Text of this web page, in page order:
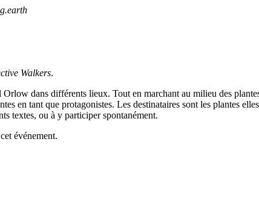
Walkers.
dans différents lieux. Tout en marchant au milieu des
en tant que protagonistes. Les destinataires sont les plantes
textes, ou à y participer spontanément.
événement.